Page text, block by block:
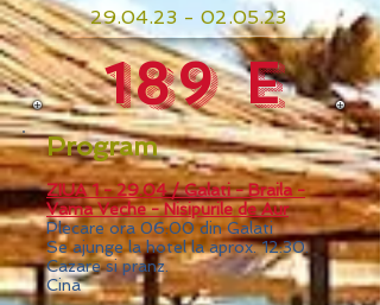
189 e
29.04.23 - 02.05.23
Program
ZIUA 1 -29.04 / Galati - Braila -
Vama Veche - Nisipurile de Aur
Plecare ora 06:00 din Galati
Se ajunge la hotel la aprox. 12:30.
Cazare si pranz.
Cina